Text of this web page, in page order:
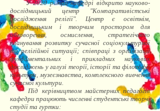
У 2020 р. при кафедрі відкрито науково-
дослідницький центр "Компаративістські
дослідження релігії". Центр є освітнім,
дослідницьким і творчим простором для
обговорення, осмислення, стратегічного
планування розвитку сучасної соціокультурної
та релігійної ситуації; співпраці з організації
фундаментальних і прикладних наукових
досліджень у галузі теорії, історії та філософії
культури, музеєзнавства, комплексного вивчення
сучасної культури.
Під керівництвом майстерних педагогів
кафедри працюють численні студентські творчі
студії та гуртки: